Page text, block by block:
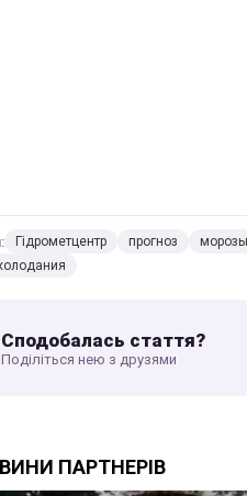
Гідрометцентр прогноз морозы
Сподобалась стаття?
Поділіться нею з друзями